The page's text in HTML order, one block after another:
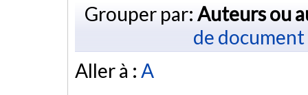
Grouper par: Auteurs ou
de document
Aller à : A